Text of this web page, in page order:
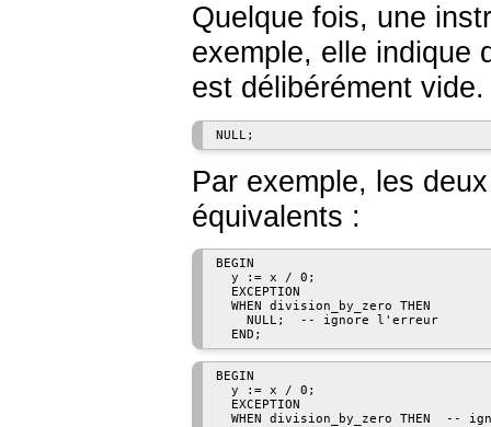
Quelque fois, une
exemple, elle indique
est délibérément
Par exemple, les
équivalents :
BEGIN
  y := x / 0;
  EXCEPTION
  WHEN division_by_zero THEN
    NULL;  -- ignore l'erreur
BEGIN
  y := x / 0;
  EXCEPTION
WHEN division_by_zero THEN  --